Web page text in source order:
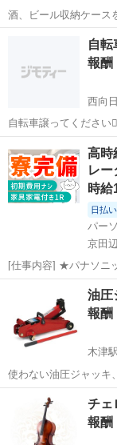
自転
報酬
西向
自転車譲ってください🙇‍♀️ 乗らなくなったノーマル自転車、もし
動自転車でも構いません。 ノーマル自転車の電気、サドル
なものが問題なければ自転車
円くらいで...
長岡京市
高時
レ
時給
日払い
パー
京田
[仕事内容] ★パナソニックのお仕事
ト！しっかり稼げる♪
オペレーター業務を
すが、2人で無理なく作
京田辺市
油圧
報酬
木津駅
使わない油圧ジャッキ
す。よろしくお願い致
チェ
報酬